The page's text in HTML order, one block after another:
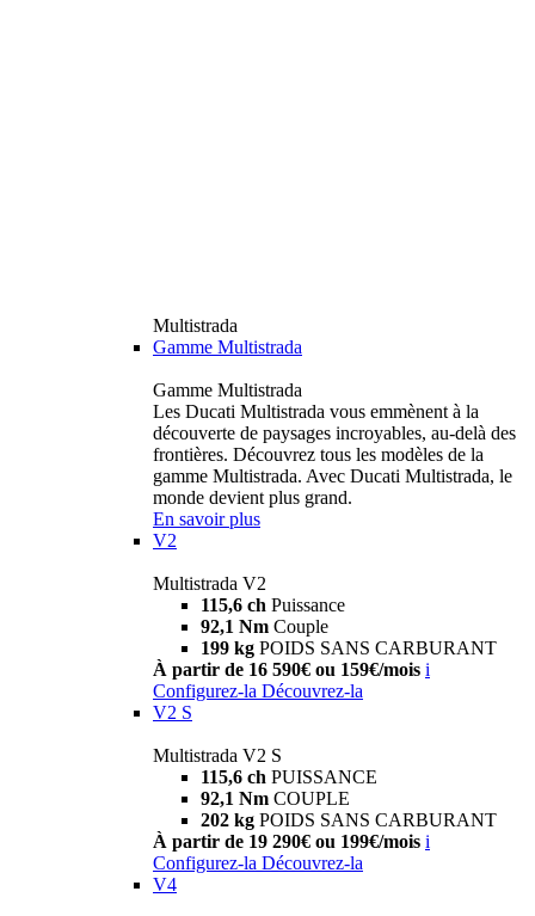
Multistrada
Gamme Multistrada
Gamme Multistrada
Les Ducati Multistrada vous emmènent à la
découverte de paysages incroyables, au-delà des
frontières. Découvrez tous les modèles de la
gamme Multistrada. Avec Ducati Multistrada, le
monde devient plus grand.
En savoir plus
V2
Multistrada V2
115,6 ch Puissance
92,1 Nm Couple
199 kg POIDS SANS CARBURANT
À partir de 16 590€ ou 159€/mois i
Configurez-la Découvrez-la
V2 S
Multistrada V2 S
115,6 ch PUISSANCE
92,1 Nm COUPLE
202 kg POIDS SANS CARBURANT
À partir de 19 290€ ou 199€/mois i
Configurez-la Découvrez-la
V4